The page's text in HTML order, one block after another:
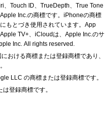
Touch ID、TrueDepth、True Tone
Inc.の商標です。iPhoneの商標
もとづき使用されています。App
TV+、iCloudは、Apple Inc.のサ
Inc. All rights reserved.
おける商標または登録商標であり、
LLC の商標または登録商標です。
登録商標です。